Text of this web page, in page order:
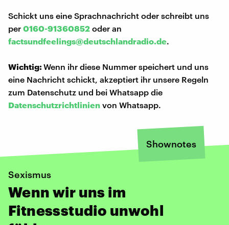
Schickt uns eine Sprachnachricht oder schreibt uns
per 0160-91360852 oder an
factsundfeelings@deutschlandradio.de.
Wichtig:Wenn ihr diese Nummer speichert und uns
eine Nachricht schickt, akzeptiert ihr unsere Regeln
zum Datenschutz und bei Whatsapp die
Datenschutzrichtlinien von Whatsapp.
Shownotes
Sexismus
Wenn wir uns im
Fitnessstudio unwohl